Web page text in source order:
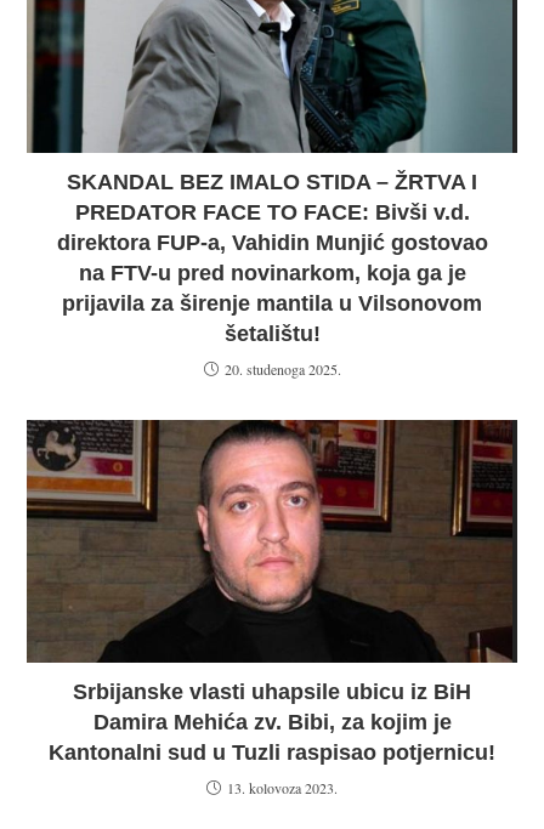
SKANDAL BEZ IMALO STIDA – ŽRTVA I
PREDATOR FACE TO FACE: Bivši v.d.
direktora FUP-a, Vahidin Munjić gostovao
na FTV-u pred novinarkom, koja ga je
prijavila za širenje mantila u Vilsonovom
šetalištu!
20. studenoga 2025.
Srbijanske vlasti uhapsile ubicu iz BiH
Damira Mehića zv. Bibi, za kojim je
Kantonalni sud u Tuzli raspisao potjernicu!
13. kolovoza 2023.